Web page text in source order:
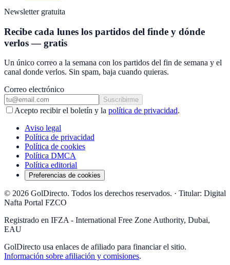
Newsletter gratuita
Recibe cada lunes los partidos del finde y dónde
verlos — gratis
Un único correo a la semana con los partidos del fin de semana y el
canal donde verlos. Sin spam, baja cuando quieras.
Correo electrónico
Suscribirme
Acepto recibir el boletín y la política de privacidad.
Aviso legal
Política de privacidad
Política de cookies
Política DMCA
Política editorial
Preferencias de cookies
© 2026 GolDirecto. Todos los derechos reservados. · Titular: Digital
Nafta Portal FZCO
Registrado en IFZA - International Free Zone Authority, Dubai,
EAU
GolDirecto usa enlaces de afiliado para financiar el sitio.
Información sobre afiliación y comisiones.